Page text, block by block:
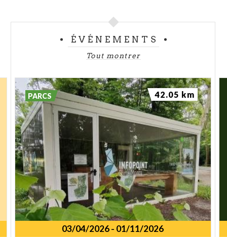
ÉVÉNEMENTS
Tout montrer
03/04/2026- 01/11/2026
PARCS 42.05 km